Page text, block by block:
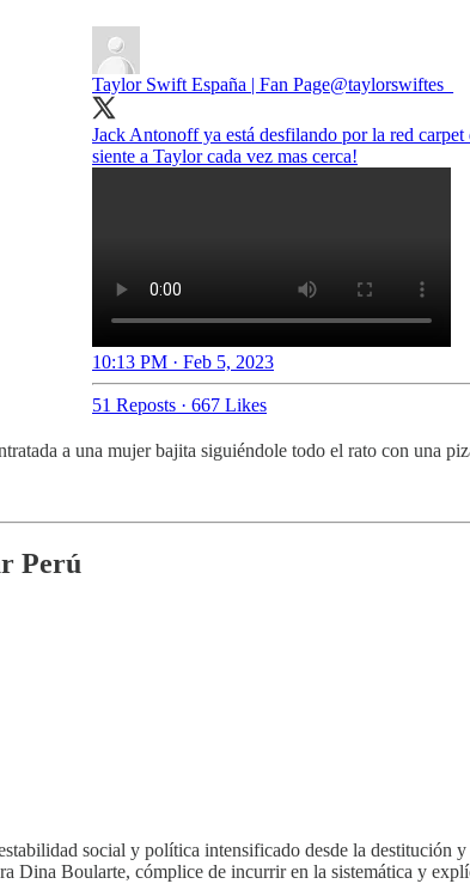
Taylor Swift España | Fan Page@taylorswiftes_
Jack Antonoff ya está desfilando por la red carpet
siente a Taylor cada vez mas cerca!
10:13 PM · Feb 5, 2023
51 Reposts · 667 Likes
a una mujer bajita siguiéndole todo el rato con una
Perú
social y política intensificado desde la
Dina Boularte, cómplice de incurrir en la sistemática y